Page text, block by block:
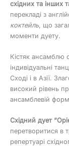
східних та інших
перекладі з
коктейль, що
моменти дуету.
Кістяк ансамблю
індивідуальні
Сході і в Азії.
високий рівень
ансамблевій
Східний дует
перетворитися в
репертуарі